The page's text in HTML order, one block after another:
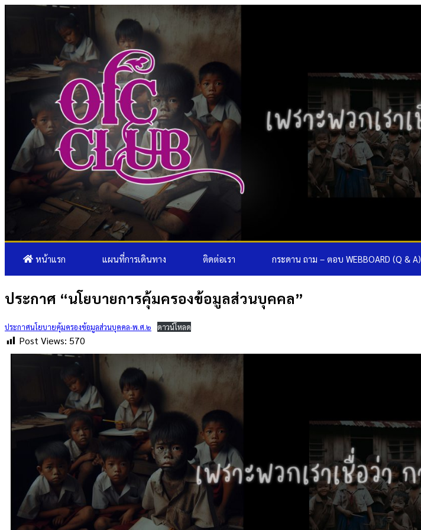
หน้าแรก แผนที่การเดินทาง ติดต่อเรา กระดาน ถาม – ตอบ WEBBOARD (Q & A)
ประกาศ “นโยบายการคุ้มครองข้อมูลส่วนบุคคล”
ประกาศนโยบายคุ้มครองข้อมูลส่วนบุคคล-พ.ศ.๒ ดาวน์โหลด
Post Views: 570